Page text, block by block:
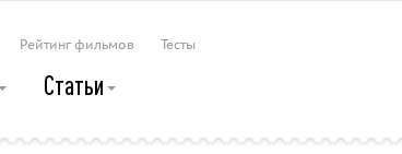
Рейтинг фильмов Тесты
Статьи